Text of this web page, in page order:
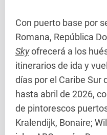
Con puerto base por
Romana, República
Skyofrecerá a los
itinerarios de ida y
días por el Caribe Sur
hasta abril de 2026,
de pintorescos
Kralendijk, Bonaire;